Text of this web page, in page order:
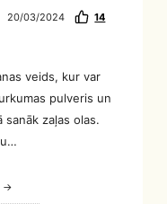
20/03/2024 14
veids, kur var
pulveris un
sanāk zaļas olas.